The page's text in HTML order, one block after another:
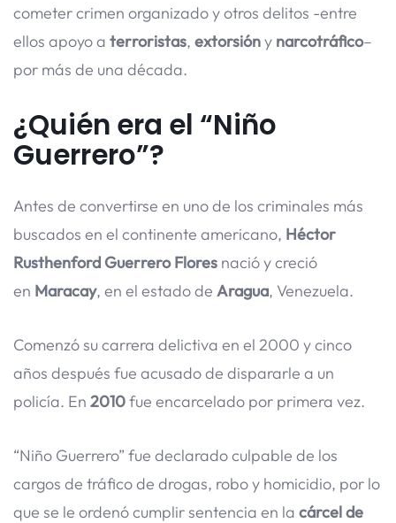
cometer crimen organizado y otros delitos -entre
ellos apoyo a terroristas, extorsióny narcotráfico–
por más de una década.
¿Quién era el “Niño
Guerrero”?
Antes de convertirse en uno de los criminales más
buscados en el continente americano, Héctor
Rusthenford Guerrero Flores nació y creció
en Maracay, en el estado de Aragua, Venezuela.
Comenzó su carrera delictiva en el 2000 y cinco
años después fue acusado de dispararle a un
policía. En 2010fue encarcelado por primera vez.
“Niño Guerrero” fue declarado culpable de los
cargos de tráfico de drogas, robo y homicidio, por lo
que se le ordenó cumplir sentencia en la cárcel de